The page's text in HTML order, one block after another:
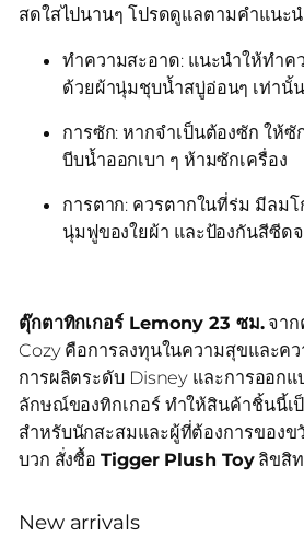
สดใสไปนานๆ โปรดดูแลตามคำแนะน
ทำความสะอาด: แนะนำให้ทำค
ด้วยผ้านุ่มชุบน้ำสบู่อ่อนๆ เท่านั้น
การซัก: หากจำเป็นต้องซัก ให้
บีบน้ำออกเบา ๆ ห้ามซักเครื่อง
การตาก: ควรตากในที่ร่ม มีลม
นุ่มฟูของใยผ้า และป้องกันสีซีด
ตุ๊กตาทิกเกอร์ Lemony 23 ซม.จาก
Cozy คือการลงทุนในความสุขและ
การผลิตระดับ Disney และการออก
ลักษณ์ของทิกเกอร์ ทำให้สินค้าชิ้นนี้เ
สำหรับนักสะสมและผู้ที่ต้องการของข
บวก สั่งซื้อTigger Plush Toyลิขสิท
New arrivals